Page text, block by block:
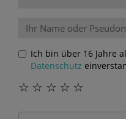
Ich bin über 16 Jahre
Datenschutz
☆
☆
☆
☆
☆